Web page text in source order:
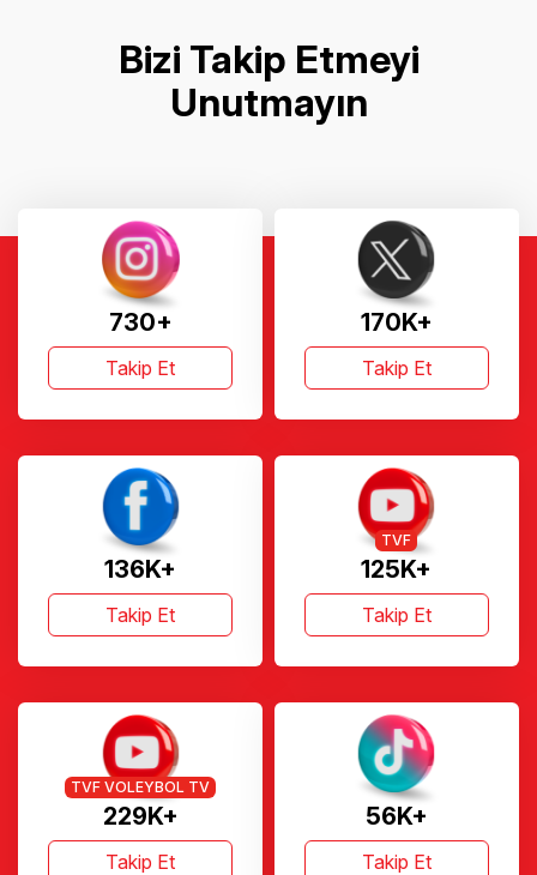
Bizi Takip Etmeyi
Unutmayın
730+
Takip Et
170K+
Takip Et
136K+
Takip Et
125K+
TVF
Takip Et
229K+
TVF VOLEYBOL TV
Takip Et
56K+
Takip Et